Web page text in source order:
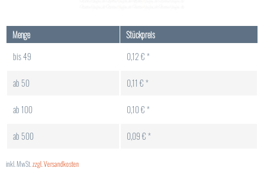
Menge
Stückpreis
bis49 0,12 € *
ab 50 0,11 € *
ab100 0,10 € *
ab 500 0,09 € *
inkl. MwSt. zzgl. Versandkosten